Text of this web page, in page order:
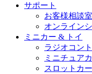
サポート
お客様相談室
オンライン
ミニカー & トイ
ラジオコン
ミニチュア
スロットカー